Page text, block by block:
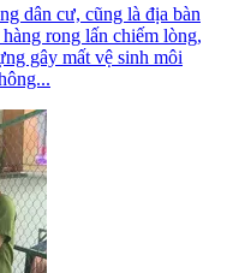
dân cư, cũng là địa bàn
rong lấn chiếm lòng,
gây mất vệ sinh môi